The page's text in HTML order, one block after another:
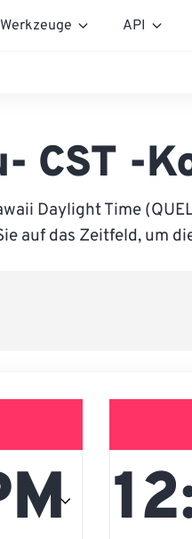
Werkzeuge API
CST -
Daylight Time
auf das Zeitfeld, um